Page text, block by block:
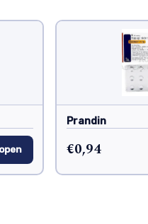
Prandin
€0,94